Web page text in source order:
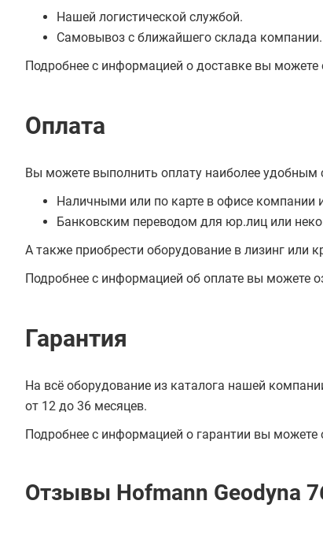
Нашей логистической службой.
Самовывоз с ближайшего склада компании.
Подробнее с информацией о доставке вы можете
Оплата
Вы можете выполнить оплату наиболее удобным
Наличными или по карте в офисе компании
Банковским переводом для юр.лиц или
А также приобрести оборудование в лизинг или
Подробнее с информацией об оплате вы можете
Гарантия
На всё оборудование из каталога нашей
от 12 до 36 месяцев.
Подробнее с информацией о гарантии вы можете
Отзывы Hofmann Geodyna